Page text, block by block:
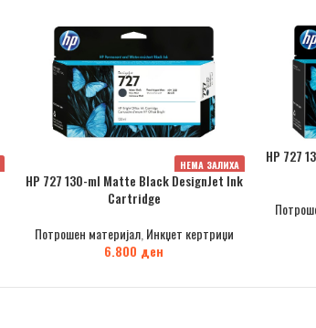
НЕМА ЗАЛИХА
HP 727 130-ml Matte Black DesignJet Ink
Cartridge
Потрошен материјал, Инкџет кертриџи
6.800 ден
HP 727